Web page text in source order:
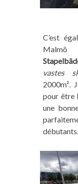
C’est
vastes
2000m².
pour être
une
débutants.